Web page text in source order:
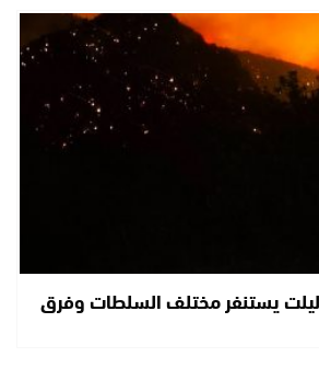
يستنفر مختلف السلطات وفرق